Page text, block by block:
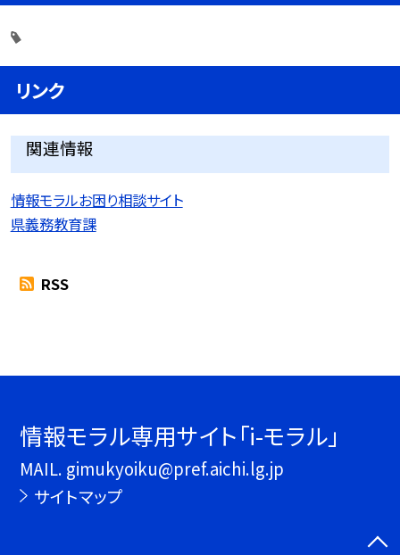
リンク
関連情報
情報モラルお困り相談サイト
県義務教育課
RSS
情報モラル専用サイト「i-モラル」
MAIL. gimukyoiku@pref.aichi.lg.jp
サイトマップ